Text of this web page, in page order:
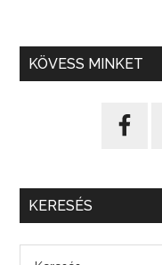
KÖVESS MINKET
KERESÉS